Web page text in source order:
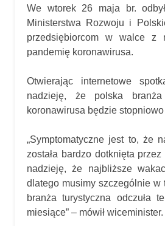
We wtorek 26 maja br.
Ministerstwa Rozwoju i
przedsiębiorcom w walce z
pandemię koronawirusa.
Otwierając internetowe
nadzieję, że polska
koronawirusa będzie
„Symptomatyczne jest to, że
została bardzo dotknięta
nadzieję, że najbliższe
dlatego musimy szczególnie
branża turystyczna odczuła
miesiące” – mówił wiceminister.